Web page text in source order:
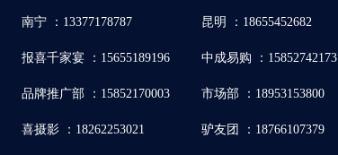
南宁 ：13377178787 昆明 ：18655452682
报喜千家宴 ：15655189196 中成易购 ：15852742173
品牌推广部 ：15852170003 市场部 ：18953153800
喜摄影 ：18262253021 驴友团 ：18766107379